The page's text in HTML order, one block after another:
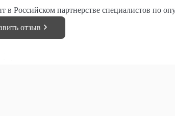
в Российском партнерстве специалистов по
отзыв